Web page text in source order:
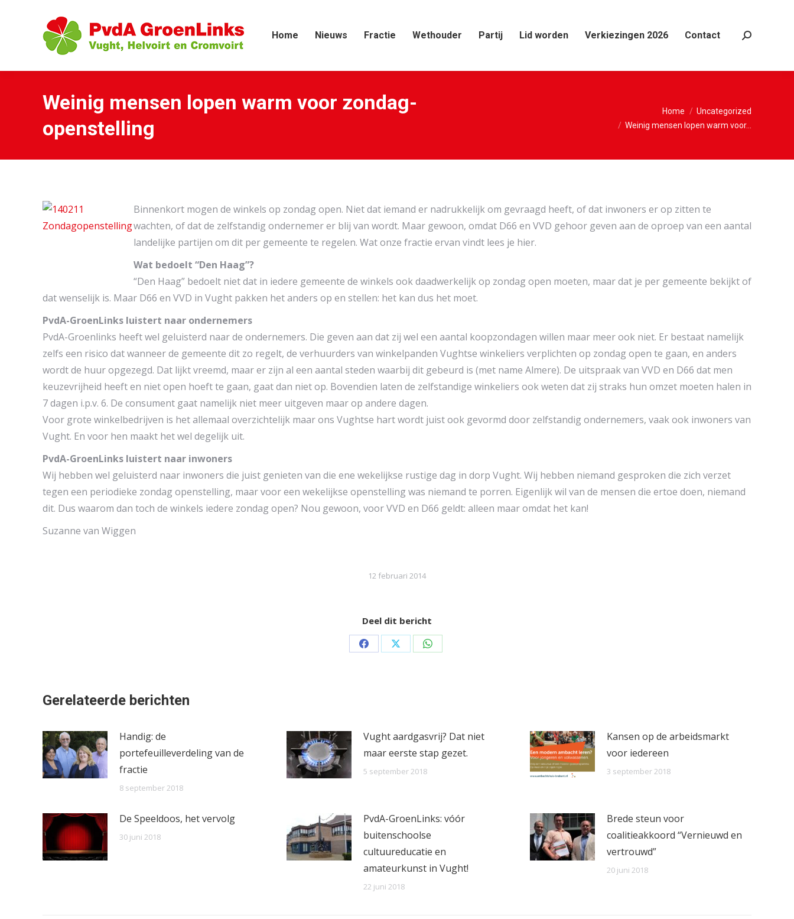
Home Nieuws Fractie Wethouder Partij Lid worden Verkiezingen 2026 Contact Search:
Weinig mensen lopen warm voor zondag-
openstelling
Home
Uncategorized
Weinig mensen lopen warm voor…
Binnenkort mogen de winkels op zondag open. Niet dat iemand er nadrukkelijk om gevraagd heeft, of dat inwoners er op zitten te
wachten, of dat de zelfstandig ondernemer er blij van wordt. Maar gewoon, omdat D66 en VVD gehoor geven aan de oproep van een aantal
landelijke partijen om dit per gemeente te regelen. Wat onze fractie ervan vindt lees je hier.
Wat bedoelt “Den Haag”?
“Den Haag” bedoelt niet dat in iedere gemeente de winkels ook daadwerkelijk op zondag open moeten, maar dat je per gemeente bekijkt of
dat wenselijk is. Maar D66 en VVD in Vught pakken het anders op en stellen: het kan dus het moet.
PvdA-GroenLinks luistert naar ondernemers
PvdA-Groenlinks heeft wel geluisterd naar de ondernemers. Die geven aan dat zij wel een aantal koopzondagen willen maar meer ook niet. Er bestaat namelijk
zelfs een risico dat wanneer de gemeente dit zo regelt, de verhuurders van winkelpanden Vughtse winkeliers verplichten op zondag open te gaan, en anders
wordt de huur opgezegd. Dat lijkt vreemd, maar er zijn al een aantal steden waarbij dit gebeurd is (met name Almere). De uitspraak van VVD en D66 dat men
keuzevrijheid heeft en niet open hoeft te gaan, gaat dan niet op. Bovendien laten de zelfstandige winkeliers ook weten dat zij straks hun omzet moeten halen in
7 dagen i.p.v. 6. De consument gaat namelijk niet meer uitgeven maar op andere dagen.
Voor grote winkelbedrijven is het allemaal overzichtelijk maar ons Vughtse hart wordt juist ook gevormd door zelfstandig ondernemers, vaak ook inwoners van
Vught. En voor hen maakt het wel degelijk uit.
PvdA-GroenLinks luistert naar inwoners
Wij hebben wel geluisterd naar inwoners die juist genieten van die ene wekelijkse rustige dag in dorp Vught. Wij hebben niemand gesproken die zich verzet
tegen een periodieke zondag openstelling, maar voor een wekelijkse openstelling was niemand te porren. Eigenlijk wil van de mensen die ertoe doen, niemand
dit. Dus waarom dan toch de winkels iedere zondag open? Nou gewoon, voor VVD en D66 geldt: alleen maar omdat het kan!
Suzanne van Wiggen
12 februari 2014
Deel dit bericht
Share Share Share
Gerelateerde berichten
Handig: de
portefeuilleverdeling van de
fractie
8 september 2018
Vught aardgasvrij? Dat niet
maar eerste stap gezet.
5 september 2018
Kansen op de arbeidsmarkt
voor iedereen
3 september 2018
De Speeldoos, het vervolg
30 juni 2018
PvdA-GroenLinks: vóór
buitenschoolse
cultuureducatie en
amateurkunst in Vught!
22 juni 2018
Brede steun voor
coalitieakkoord “Vernieuwd en
vertrouwd”
20 juni 2018